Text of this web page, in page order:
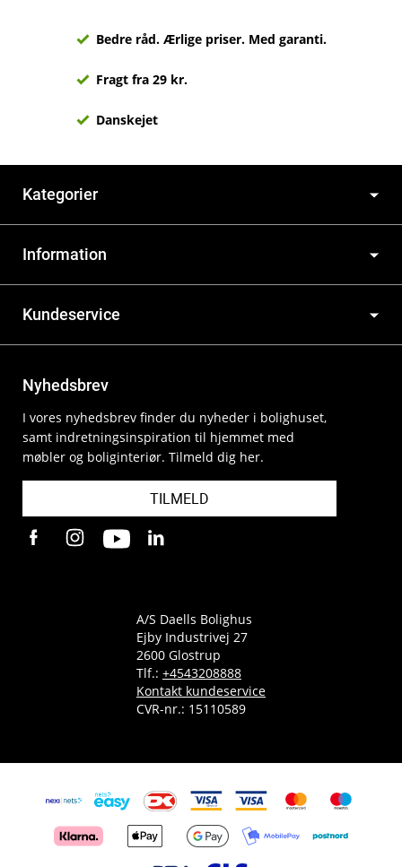
Bedre råd. Ærlige priser. Med garanti.
Fragt fra 29 kr.
Danskejet
Kategorier
Information
Kundeservice
Nyhedsbrev
I vores nyhedsbrev finder du nyheder i bolighuset,
samt indretningsinspiration til hjemmet med
møbler og boliginteriør. Tilmeld dig her.
TILMELD
A/S Daells Bolighus
Ejby Industrivej 27
2600 Glostrup
Tlf.: +4543208888
Kontakt kundeservice
CVR-nr.: 15110589